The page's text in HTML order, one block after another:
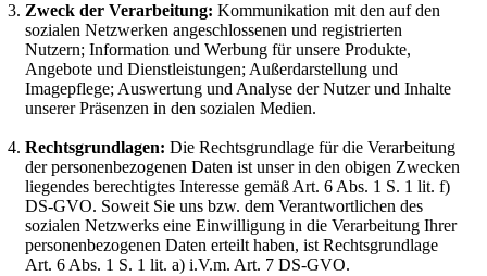
Zweck der Verarbeitung: Kommunikation mit den auf den
sozialen Netzwerken angeschlossenen und registrierten
Nutzern; Information und Werbung für unsere Produkte,
Angebote und Dienstleistungen; Außerdarstellung und
Imagepflege; Auswertung und Analyse der Nutzer und Inhalte
unserer Präsenzen in den sozialen Medien.
Rechtsgrundlagen: Die Rechtsgrundlage für die Verarbeitung
der personenbezogenen Daten ist unser in den obigen Zwecken
liegendes berechtigtes Interesse gemäß Art. 6 Abs. 1 S. 1 lit. f)
DS-GVO. Soweit Sie uns bzw. dem Verantwortlichen des
sozialen Netzwerks eine Einwilligung in die Verarbeitung Ihrer
personenbezogenen Daten erteilt haben, ist Rechtsgrundlage
Art. 6 Abs. 1 S. 1 lit. a) i.V.m. Art. 7 DS-GVO.